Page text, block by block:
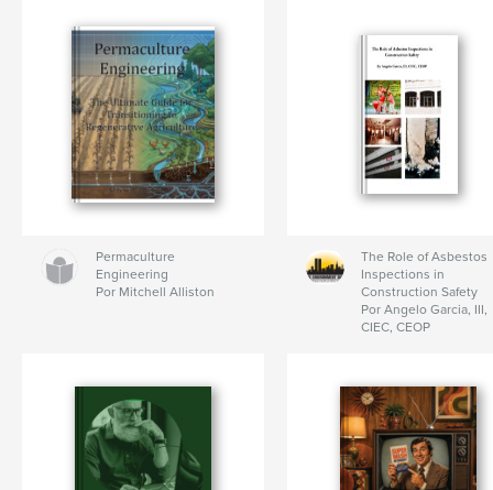
Permaculture
Engineering
Por Mitchell Alliston
The Role of Asbestos
Inspections in
Construction Safety
Por Angelo Garcia, III,
CIEC, CEOP